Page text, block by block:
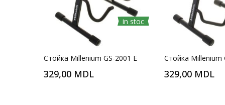
in stoc
Стойка Millenium GS-2001 E
329,00 MDL
Стойка Millenium
329,00 MDL